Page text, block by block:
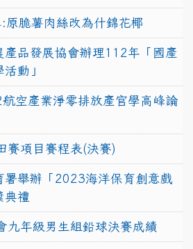
脆薯肉絲改為什錦花椰
產品發展協會辦理112年「國產
動」
空產業淨零排放產官學高峰論
賽項目賽程表(決賽)
署舉辦「2023海洋保育創意戲
典禮
九年級男生組鉛球決賽成績